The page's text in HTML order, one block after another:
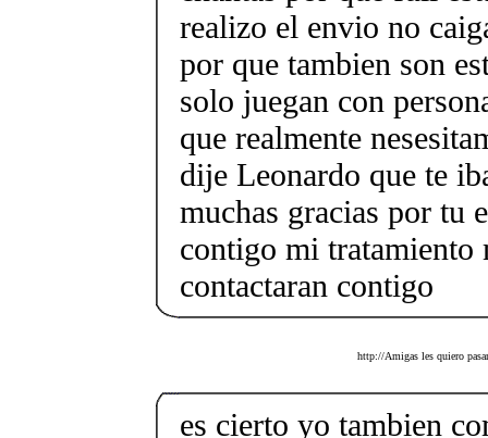
realizo el envio no
por que tambien son
solo juegan con
que realmente
dije Leonardo que te
muchas gracias por tu
contigo mi tratamiento
contactaran contigo
http://Amigas les quiero
es cierto yo tambien